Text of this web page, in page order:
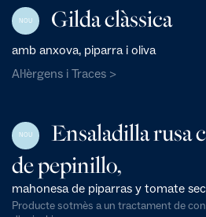
NOU Gilda clàssica
amb anxova, piparra i oliva
Al·lèrgens i Traces >
NOU
Ensaladilla rusa
de pepinillo,
mahonesa de piparras y tomate
Producte sotmès a un tractament de